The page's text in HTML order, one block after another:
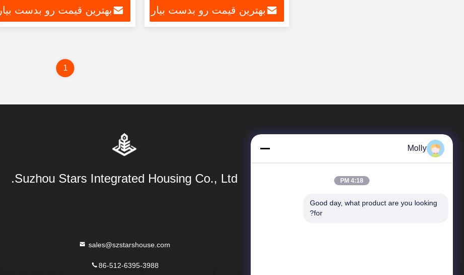
بهترین قیمت رو بدست بیار بهترین قیمت رو بدست بیار
1
Suzhou Stars Integrated Housing Co., Ltd.
محصولات
sales@szstarshouse.com
86-512-6395-3988
Molly
4:18 PM
Good day, what product are you looking
for?